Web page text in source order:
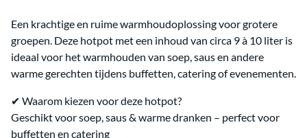
Een krachtige en ruime warmhoudoplossing voor grotere
groepen. Deze hotpot met een inhoud van circa 9 à 10 liter is
ideaal voor het warmhouden van soep, saus en andere
warme gerechten tijdens buffetten, catering of evenementen.
✔ Waarom kiezen voor deze hotpot?
Geschikt voor soep, saus & warme dranken – perfect voor
buffetten en catering